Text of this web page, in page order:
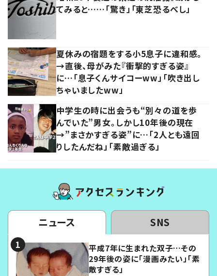
てみると……「驚き」「東芝恐るべし」
夏休みの宿題をする小5息子に違和感。
→直後、母がみた『衝撃的すぎる姿』
に…「息子くんサイコーww」「吹き出し
ちゃいましたww」
中学生の時に出会うも“別々の道を歩
んでいた”男女。しかし10年後の現在
→”まさかすぎる姿”に…「2人とも遠回
りしたんだね」「素敵過ぎる」
ニュース SNS
平成7年に生まれた双子…その
29年後の姿に「漫画みたい」「素
敵すぎる」